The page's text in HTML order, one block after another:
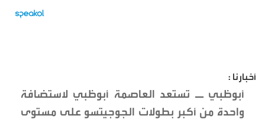
أخبارنا :
أبوظبي ــ تستعد العاصمة أبوظبي لاستضافة
واحدة من أكبر بطولات الجوجيتسو على مستوى